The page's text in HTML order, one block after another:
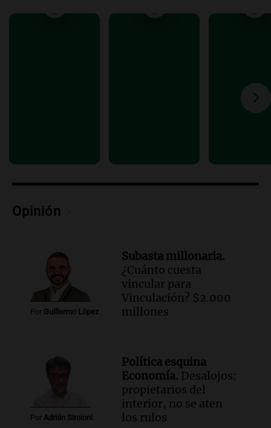
Audio.Familiares de Lautaro Britos
Opinión
Por Guillermo López
Subasta millonaria.
¿Cuánto cuesta
vincular para
Vinculación? $2.000
millones
Por Adrián Simioni
Política esquina
Economía. Desalojos:
propietarios del
interior, no se aten
los rulos